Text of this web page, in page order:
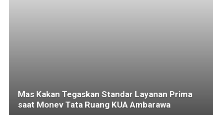
Mas Kakan Tegaskan Standar Layanan Prima
saat Monev Tata Ruang KUA Ambarawa